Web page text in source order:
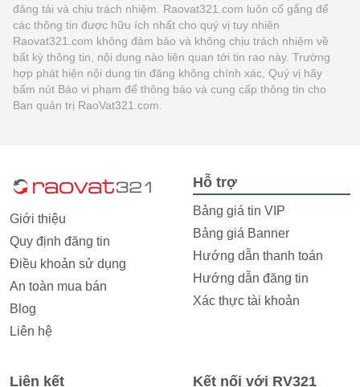
đăng tải và chịu trách nhiệm. Raovat321.com luôn cố gắng để
các thông tin được hữu ích nhất cho quý vị tuy nhiên
Raovat321.com không đảm bảo và không chịu trách nhiệm về
bất kỳ thông tin, nội dung nào liên quan tới tin rao này. Trường
hợp phát hiện nội dung tin đăng không chính xác, Quý vị hãy
bấm nút Báo vi phạm để thông báo và cung cấp thông tin cho
Ban quản trị RaoVat321.com.
Giới thiệu
Quy định đăng tin
Điều khoản sử dụng
An toàn mua bán
Blog
Liên hệ
Hỗ trợ
Bảng giá tin VIP
Bảng giá Banner
Hướng dẫn thanh toán
Hướng dẫn đăng tin
Xác thực tài khoản
Liên kết Kết nối với RV321